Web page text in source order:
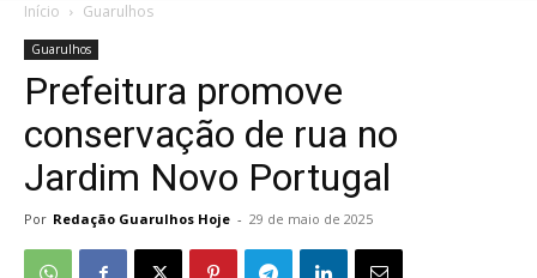
Início Guarulhos
Guarulhos
Prefeitura promove
conservação de rua no
Jardim Novo Portugal
Por Redação Guarulhos Hoje - 29 de maio de 2025